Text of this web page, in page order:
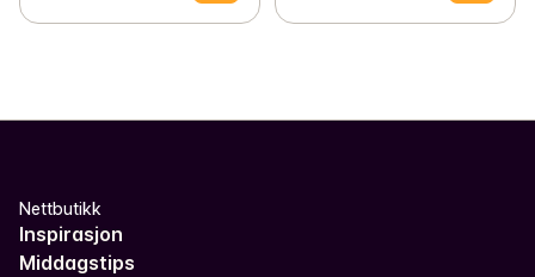
Nettbutikk
Inspirasjon
Middagstips